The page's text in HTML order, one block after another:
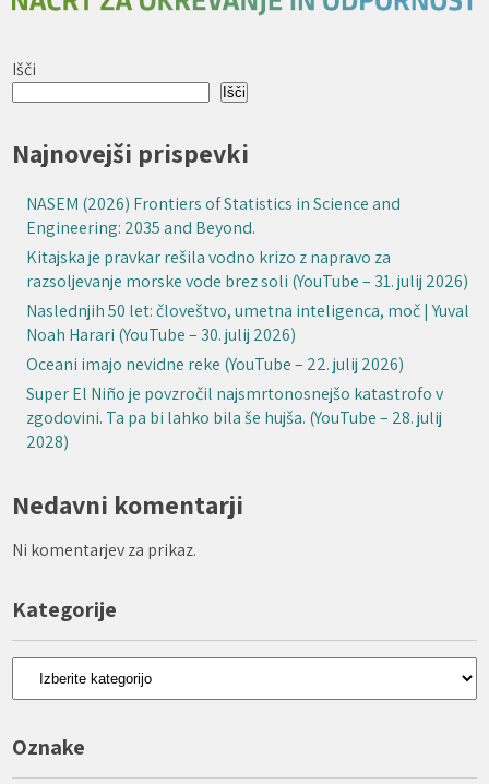
Išči
Išči
Najnovejši prispevki
NASEM (2026) Frontiers of Statistics in Science and
Engineering: 2035 and Beyond.
Kitajska je pravkar rešila vodno krizo z napravo za
razsoljevanje morske vode brez soli (YouTube – 31. julij 2026)
Naslednjih 50 let: človeštvo, umetna inteligenca, moč | Yuval
Noah Harari (YouTube – 30. julij 2026)
Oceani imajo nevidne reke (YouTube – 22. julij 2026)
Super El Niño je povzročil najsmrtonosnejšo katastrofo v
zgodovini. Ta pa bi lahko bila še hujša. (YouTube – 28. julij
2028)
Nedavni komentarji
Ni komentarjev za prikaz.
Kategorije
Kategorije
Oznake